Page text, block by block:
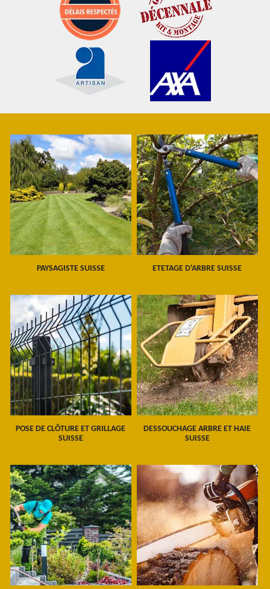
PAYSAGISTE SUISSE ETETAGE D'ARBRE SUISSE
POSE DE CLÔTURE ET GRILLAGE
SUISSE
DESSOUCHAGE ARBRE ET HAIE
SUISSE